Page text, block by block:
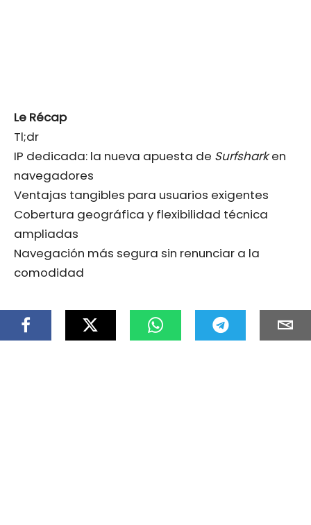
Le Récap
Tl;dr
IP dedicada: la nueva apuesta de Surfsharken
navegadores
Ventajas tangibles para usuarios exigentes
Cobertura geográfica y flexibilidad técnica
ampliadas
Navegación más segura sin renunciar a la
comodidad